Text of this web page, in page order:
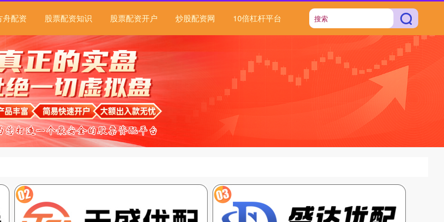
舟配资 股票配资知识 股票配资开户 炒股配资网 10倍杠杆平台